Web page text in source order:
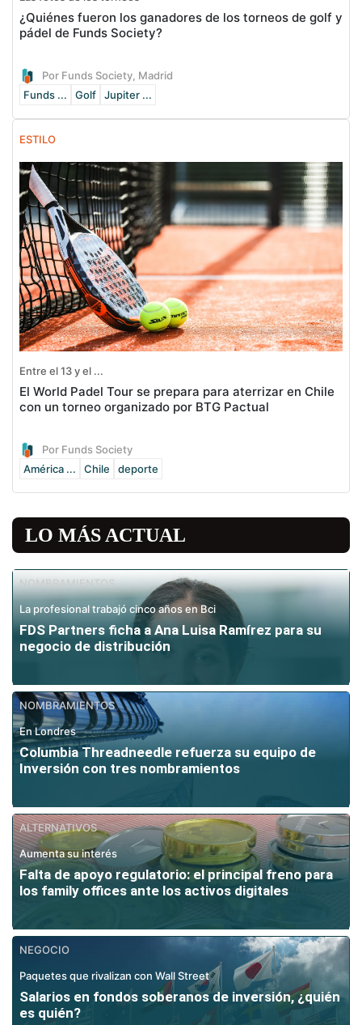
¿Quiénes fueron los ganadores de los torneos de golf y
pádel de Funds Society?
Por Funds Society, Madrid
Funds ...
Golf Jupiter ...
ESTILO
Entre el 13 y el ...
El World Padel Tour se prepara para aterrizar en Chile
con un torneo organizado por BTG Pactual
Por Funds Society
América ...
Chile deporte
LO MÁS ACTUAL
NOMBRAMIENTOS
La profesional trabajó cinco años en Bci
FDS Partners ficha a Ana Luisa Ramírez para su
negocio de distribución
NOMBRAMIENTOS
En Londres
Columbia Threadneedle refuerza su equipo de
Inversión con tres nombramientos
ALTERNATIVOS
Aumenta su interés
Falta de apoyo regulatorio: el principal freno para
los family offices ante los activos digitales
NEGOCIO
Paquetes que rivalizan con Wall Street
Salarios en fondos soberanos de inversión, ¿quién
es quién?